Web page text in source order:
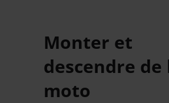
Monter et
descendre de
moto